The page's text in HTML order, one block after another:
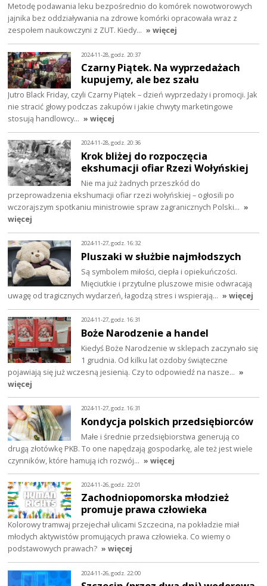
Metodę podawania leku bezpośrednio do komórek nowotworowych
jajnika bez oddziaływania na zdrowe komórki opracowała wraz z
zespołem naukowczyni z ZUT. Kiedy… » więcej
2024-11-28, godz. 20:37
Czarny Piątek. Na wyprzedażach
kupujemy, ale bez szału
Jutro Black Friday, czyli Czarny Piątek – dzień wyprzedaży i promocji. Jak
nie stracić głowy podczas zakupów i jakie chwyty marketingowe
stosują handlowcy… » więcej
2024-11-28, godz. 20:36
Krok bliżej do rozpoczęcia
ekshumacji ofiar Rzezi Wołyńskiej
Nie ma już żadnych przeszkód do
przeprowadzenia ekshumacji ofiar rzezi wołyńskiej – ogłosili po
wczorajszym spotkaniu ministrowie spraw zagranicznych Polski… »
więcej
2024-11-27, godz. 16:32
Pluszaki w służbie najmłodszych
Są symbolem miłości, ciepła i opiekuńczości.
Mięciutkie i przytulne pluszowe misie odwracają
uwagę od tragicznych wydarzeń, łagodzą stres i wspierają… » więcej
2024-11-27, godz. 16:31
Boże Narodzenie a handel
Kiedyś Boże Narodzenie w sklepach zaczynało się
1 grudnia. Od kilku lat ozdoby świąteczne
pojawiają się już wczesną jesienią. Czy to odpowiedź na nasze… »
więcej
2024-11-27, godz. 16:31
Kondycja polskich przedsiębiorców
Małe i średnie przedsiębiorstwa generują co
drugą złotówkę PKB. To one napędzają gospodarkę, ale też jest wiele
czynników, które hamują ich rozwój… » więcej
2024-11-26, godz. 22:01
Zachodniopomorska młodzież
promuje prawa człowieka
Kolorowy tramwaj przejechał ulicami Szczecina, na pokładzie miał
młodych aktywistów promujących prawa człowieka. Co wiemy o
podstawowych prawach? » więcej
2024-11-26, godz. 22:00